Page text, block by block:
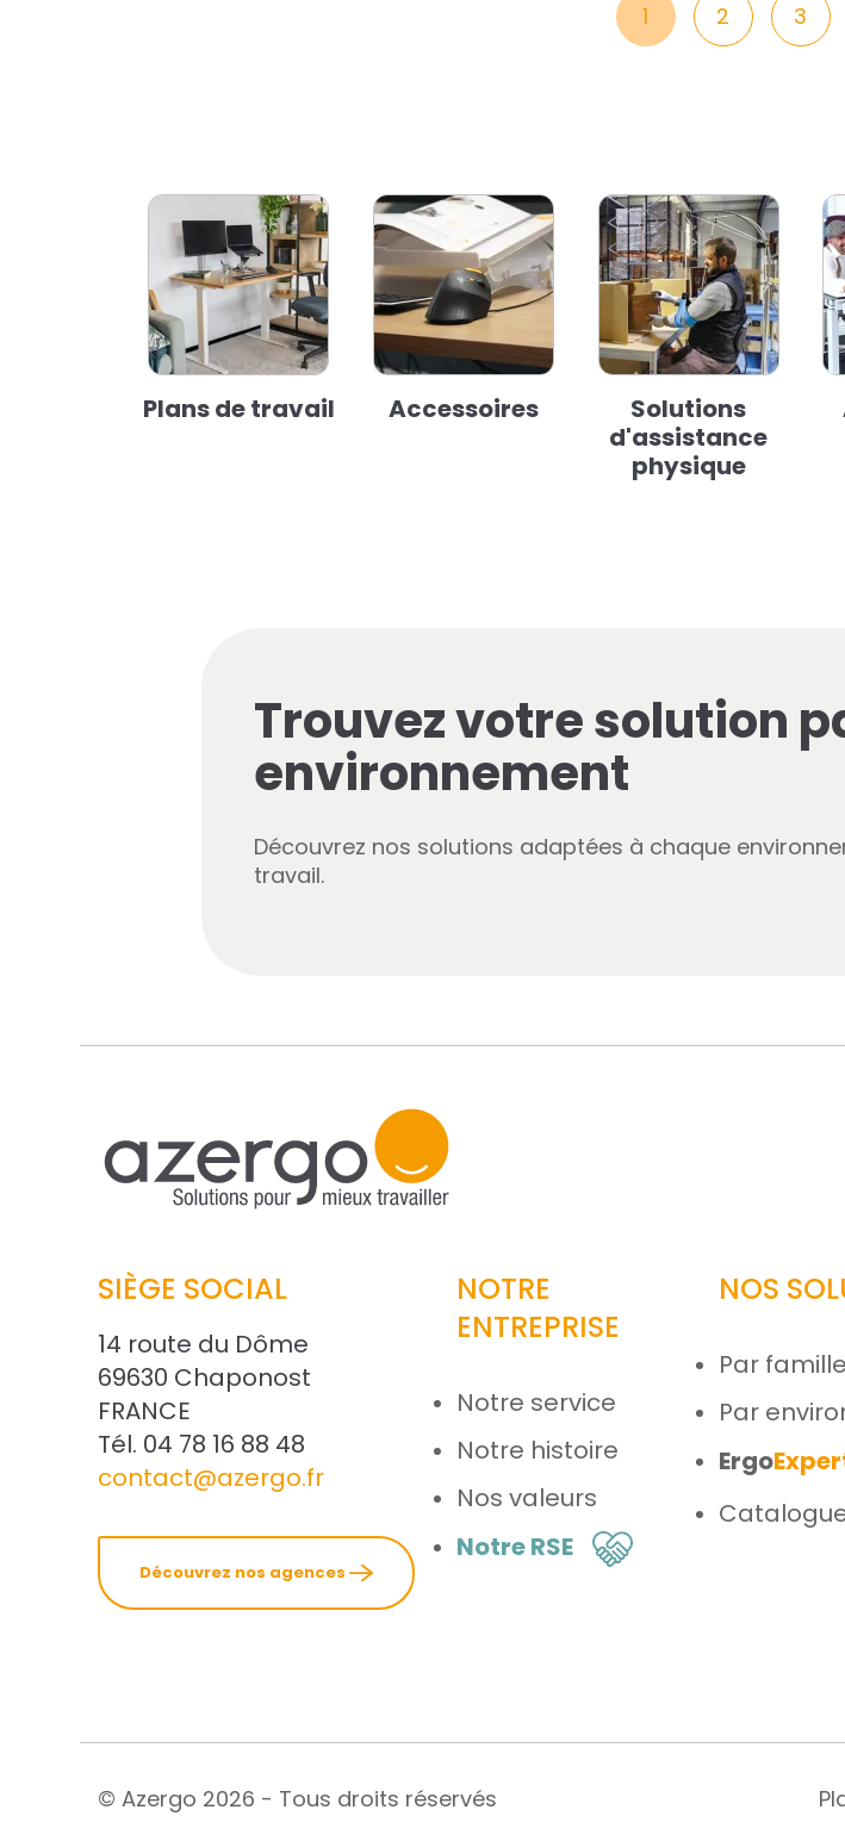
1 2 3
Plans de travail Accessoires
Solutions
d'assistance
physique
Trouvez votre solution
environnement
Découvrez nos solutions adaptées à chaque
travail.
SIÈGE SOCIAL
14 route du Dôme
69630 Chaponost
FRANCE
Tél. 04 78 16 88 48
contact@azergo.fr
Découvrez nos agences
NOTRE
ENTREPRISE
Notre service
Notre histoire
Nos valeurs
Notre RSE
NOS
Par famille
Par
Ergo
© Azergo 2026 - Tous droits réservés